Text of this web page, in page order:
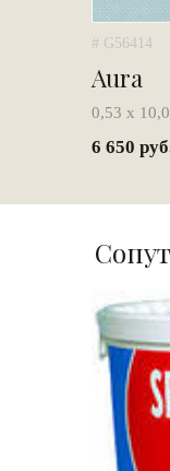
# G56414
Aura
0,53 х
6 650